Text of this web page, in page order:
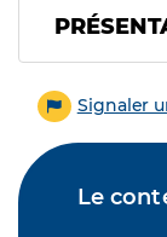
Signaler
Le